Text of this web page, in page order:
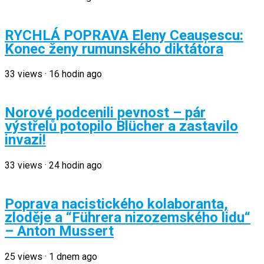
RYCHLÁ POPRAVA Eleny Ceaușescu:
Konec ženy rumunského diktátora
33 views · 16 hodin ago
Norové podcenili pevnost – pár
výstřelů potopilo Blücher a zastavilo
invazi!
33 views · 24 hodin ago
Poprava nacistického kolaboranta,
zloděje a “Führera nizozemského lidu“
– Anton Mussert
25 views · 1 dnem ago